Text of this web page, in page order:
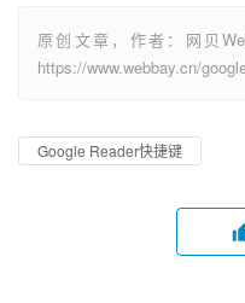
原创文章，作者：网贝
https://www.webbay.cn/
Google Reader快捷键